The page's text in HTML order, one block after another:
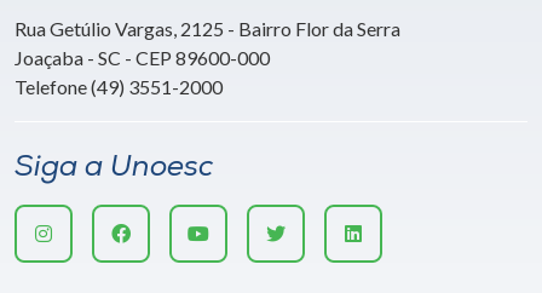
Rua Getúlio Vargas, 2125 - Bairro Flor da Serra
Joaçaba - SC - CEP 89600-000
Telefone (49) 3551-2000
Siga a Unoesc